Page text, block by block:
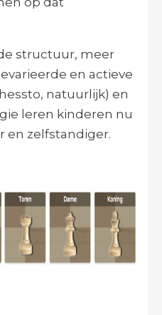
structuur, meer
en actieve
natuurlijk) en
leren kinderen nu
en zelfstandiger.